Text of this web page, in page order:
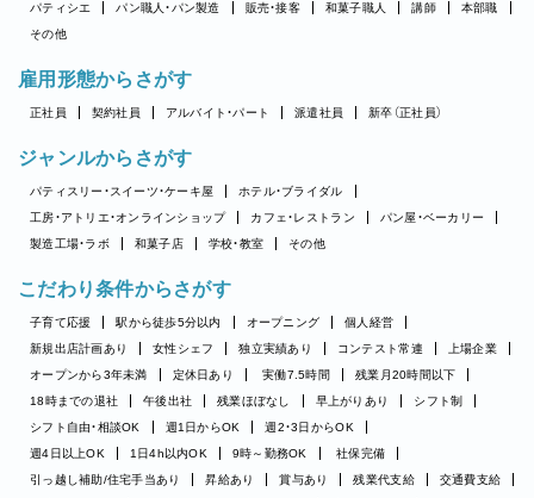
パティシエ パン職人・パン製造 販売・接客 和菓子職人 講師
本部職
その他
雇用形態からさがす
正社員 契約社員 アルバイト・パート 派遣社員 新卒（正社員）
ジャンルからさがす
パティスリー・スイーツ・ケーキ屋
ホテル・ブライダル
工房・アトリエ・オンラインショップ
カフェ・レストラン
パン屋・ベーカリー
製造工場・ラボ
和菓子店 学校・教室 その他
こだわり条件からさがす
子育て応援 駅から徒歩5分以内 オープニング
個人経営
新規出店計画あり
女性シェフ 独立実績あり コンテスト常連
上場企業
オープンから3年未満
定休日あり 実働7.5時間
残業月20時間以下
18時までの退社
午後出社 残業ほぼなし 早上がりあり
シフト制
シフト自由・相談OK
週1日からOK
週2・3日からOK
週4日以上OK
1日4h以内OK 9時～勤務OK
社保完備
引っ越し補助/住宅手当あり
昇給あり 賞与あり 残業代支給
交通費支給